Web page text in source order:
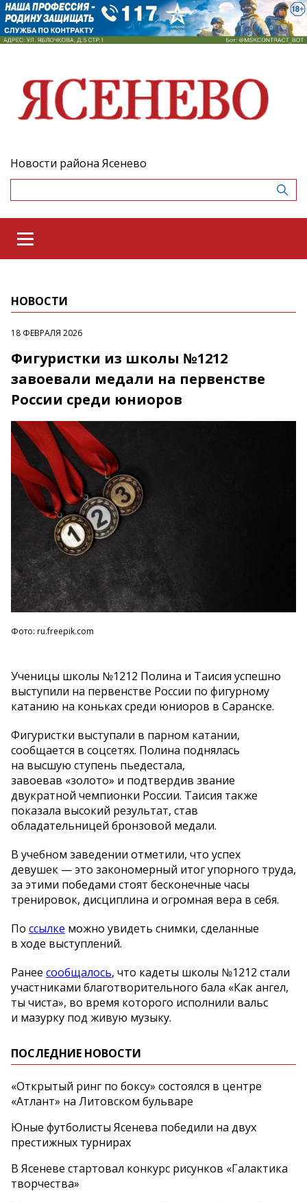
Новости района Ясенево
НОВОСТИ
18 ФЕВРАЛЯ 2026
Фигуристки из школы №1212
завоевали медали на первенстве
России среди юниоров
Фото: ru.freepik.com
Ученицы школы №1212 Полина и Таисия успешно
выступили на первенстве России по фигурному
катанию на коньках среди юниоров в Саранске.
Фигуристки выступали в парном катании,
сообщается в соцсетях. Полина поднялась
на высшую ступень пьедестала,
завоевав «золото» и подтвердив звание
двукратной чемпионки России. Таисия также
показала высокий результат, став
обладательницей бронзовой медали.
В учебном заведении отметили, что успех
девушек — это закономерный итог упорного труда,
за этими победами стоят бесконечные часы
тренировок, дисциплина и огромная вера в себя.
По ссылке можно увидеть снимки, сделанные
в ходе выступлений.
Ранее сообщалось, что кадеты школы №1212 стали
участниками благотворительного бала «Как ангел,
ты чиста», во время которого исполнили вальс
и мазурку под живую музыку.
ПОСЛЕДНИЕ НОВОСТИ
«Открытый ринг по боксу» состоялся в центре
«Атлант» на Литовском бульваре
Юные футболисты Ясенева победили на двух
престижных турнирах
В Ясеневе стартовал конкурс рисунков «Галактика
творчества»